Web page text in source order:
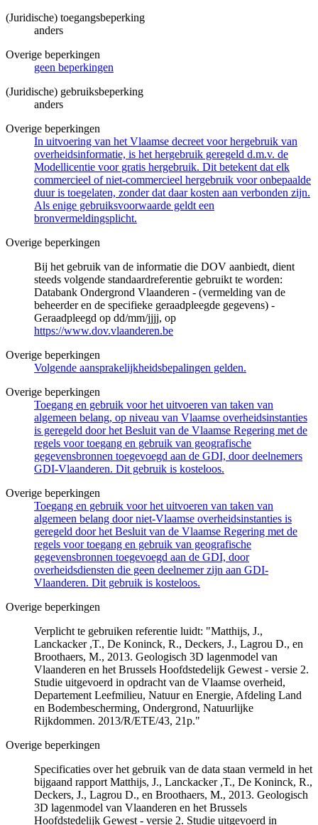
(Juridische) toegangsbeperking
anders
Overige beperkingen
geen beperkingen
(Juridische) gebruiksbeperking
anders
Overige beperkingen
In uitvoering van het Vlaamse decreet voor hergebruik van
overheidsinformatie, is het hergebruik geregeld d.m.v. de
Modellicentie voor gratis hergebruik. Dit betekent dat elk
commercieel of niet-commercieel hergebruik voor onbepaalde
duur is toegelaten, zonder dat daar kosten aan verbonden zijn.
Als enige gebruiksvoorwaarde geldt een
bronvermeldingsplicht.
Overige beperkingen
Bij het gebruik van de informatie die DOV aanbiedt, dient
steeds volgende standaardreferentie gebruikt te worden:
Databank Ondergrond Vlaanderen - (vermelding van de
beheerder en de specifieke geraadpleegde gegevens) -
Geraadpleegd op dd/mm/jjjj, op
https://www.dov.vlaanderen.be
Overige beperkingen
Volgende aansprakelijkheidsbepalingen gelden.
Overige beperkingen
Toegang en gebruik voor het uitvoeren van taken van
algemeen belang, op niveau van Vlaamse overheidsinstanties
is geregeld door het Besluit van de Vlaamse Regering met de
regels voor toegang en gebruik van geografische
gegevensbronnen toegevoegd aan de GDI, door deelnemers
GDI-Vlaanderen. Dit gebruik is kosteloos.
Overige beperkingen
Toegang en gebruik voor het uitvoeren van taken van
algemeen belang door niet-Vlaamse overheidsinstanties is
geregeld door het Besluit van de Vlaamse Regering met de
regels voor toegang en gebruik van geografische
gegevensbronnen toegevoegd aan de GDI, door
overheidsdiensten die geen deelnemer zijn aan GDI-
Vlaanderen. Dit gebruik is kosteloos.
Overige beperkingen
Verplicht te gebruiken referentie luidt: "Matthijs, J.,
Lanckacker ,T., De Koninck, R., Deckers, J., Lagrou D., en
Broothaers, M., 2013. Geologisch 3D lagenmodel van
Vlaanderen en het Brussels Hoofdstedelijk Gewest - versie 2.
Studie uitgevoerd in opdracht van de Vlaamse overheid,
Departement Leefmilieu, Natuur en Energie, Afdeling Land
en Bodembescherming, Ondergrond, Natuurlijke
Rijkdommen. 2013/R/ETE/43, 21p."
Overige beperkingen
Specificaties over het gebruik van de data staan vermeld in het
bijgaand rapport Matthijs, J., Lanckacker ,T., De Koninck, R.,
Deckers, J., Lagrou D., en Broothaers, M., 2013. Geologisch
3D lagenmodel van Vlaanderen en het Brussels
Hoofdstedelijk Gewest - versie 2. Studie uitgevoerd in